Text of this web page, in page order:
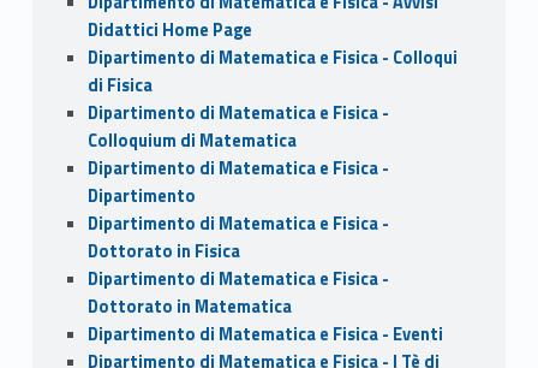
Didattici Home Page
Dipartimento di Matematica e Fisica - Colloqui
di Fisica
Dipartimento di Matematica e Fisica -
Colloquium di Matematica
Dipartimento di Matematica e Fisica -
Dipartimento
Dipartimento di Matematica e Fisica -
Dottorato in Fisica
Dipartimento di Matematica e Fisica -
Dottorato in Matematica
Dipartimento di Matematica e Fisica - Eventi
Dipartimento di Matematica e Fisica - I Tè di